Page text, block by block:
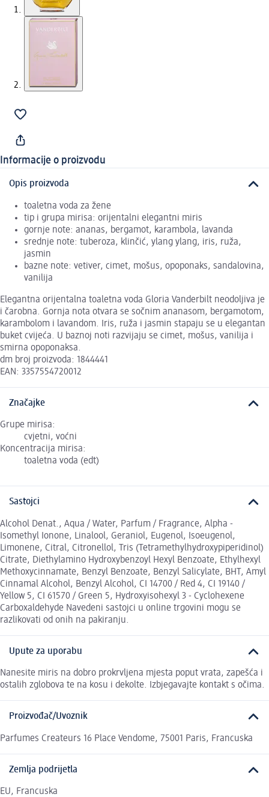
Informacije o proizvodu
Opis proizvoda
toaletna voda za žene
tip i grupa mirisa: orijentalni elegantni miris
gornje note: ananas, bergamot, karambola, lavanda
srednje note: tuberoza, klinčić, ylang ylang, iris, ruža,
jasmin
bazne note: vetiver, cimet, mošus, opoponaks, sandalovina,
vanilija
Elegantna orijentalna toaletna voda Gloria Vanderbilt neodoljiva je
i čarobna. Gornja nota otvara se sočnim ananasom, bergamotom,
karambolom i lavandom. Iris, ruža i jasmin stapaju se u elegantan
buket cvijeća. U baznoj noti razvijaju se cimet, mošus, vanilija i
smirna opoponaksa.
dm broj proizvoda: 1844441
EAN: 3357554720012
Značajke
Grupe mirisa:
cvjetni, voćni
Koncentracija mirisa:
toaletna voda (edt)
Sastojci
Alcohol Denat., Aqua / Water, Parfum / Fragrance, Alpha -
Isomethyl Ionone, Linalool, Geraniol, Eugenol, Isoeugenol,
Limonene, Citral, Citronellol, Tris (Tetramethylhydroxypiperidinol)
Citrate, Diethylamino Hydroxybenzoyl Hexyl Benzoate, Ethylhexyl
Methoxycinnamate, Benzyl Benzoate, Benzyl Salicylate, BHT, Amyl
Cinnamal Alcohol, Benzyl Alcohol, CI 14700 / Red 4, CI 19140 /
Yellow 5, CI 61570 / Green 5, Hydroxyisohexyl 3 - Cyclohexene
Carboxaldehyde Navedeni sastojci u online trgovini mogu se
razlikovati od onih na pakiranju.
Upute za uporabu
Nanesite miris na dobro prokrvljena mjesta poput vrata, zapešća i
ostalih zglobova te na kosu i dekolte. Izbjegavajte kontakt s očima.
Proizvođač/Uvoznik
Parfumes Createurs 16 Place Vendome, 75001 Paris, Francuska
Zemlja podrijetla
EU, Francuska